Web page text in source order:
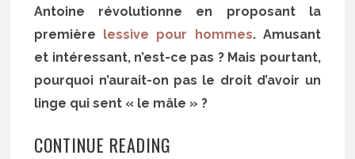
Antoine révolutionne en proposant la
première lessive pour hommes. Amusant
et intéressant, n’est-ce pas ? Mais pourtant,
pourquoi n’aurait-on pas le droit d’avoir un
linge qui sent « le mâle » ?
CONTINUE READING